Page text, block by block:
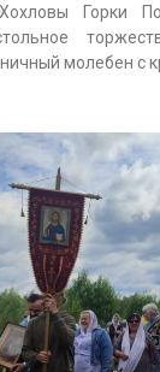
Горки
молебен с